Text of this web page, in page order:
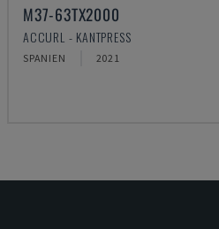
M37-63TX2000
ACCURL - KANTPRESS
SPANIEN 2021